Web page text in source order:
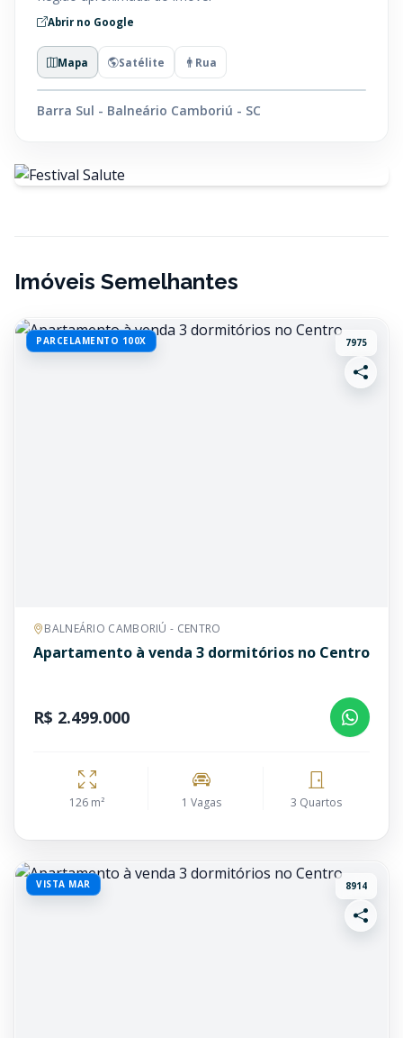
Abrir no Google
Mapa Satélite Rua
Barra Sul - Balneário Camboriú - SC
Imóveis Semelhantes
PARCELAMENTO 100X 7975
BALNEÁRIO CAMBORIÚ - CENTRO
Apartamento à venda 3 dormitórios no Centro
R$ 2.499.000
126 m² 1 Vagas 3 Quartos
VISTA MAR 8914